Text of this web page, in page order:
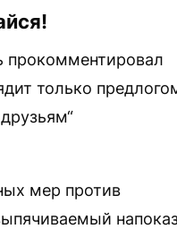
прокомментировал
только
мер против